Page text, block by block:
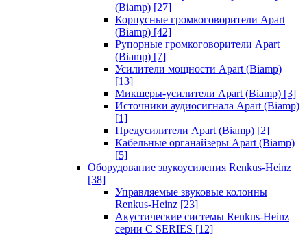
(Biamp) [27]
Корпусные громкоговорители Apart
(Biamp) [42]
Рупорные громкоговорители Apart
(Biamp) [7]
Усилители мощности Apart (Biamp)
[13]
Микшеры-усилители Apart (Biamp) [3]
Источники аудиосигнала Apart (Biamp)
[1]
Предусилители Apart (Biamp) [2]
Кабельные органайзеры Apart (Biamp)
[5]
Оборудование звукоусиления Renkus-Heinz
[38]
Управляемые звуковые колонны
Renkus-Heinz [23]
Акустические системы Renkus-Heinz
серии C SERIES [12]